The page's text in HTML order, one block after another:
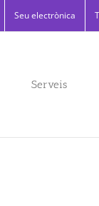
Seu electrònica
Serveis